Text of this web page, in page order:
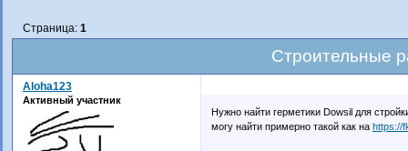
Строительные
Страница: 1
Aloha123
Активный участник
Нужно найти герметики Dowsil для
могу найти примерно такой как на https://